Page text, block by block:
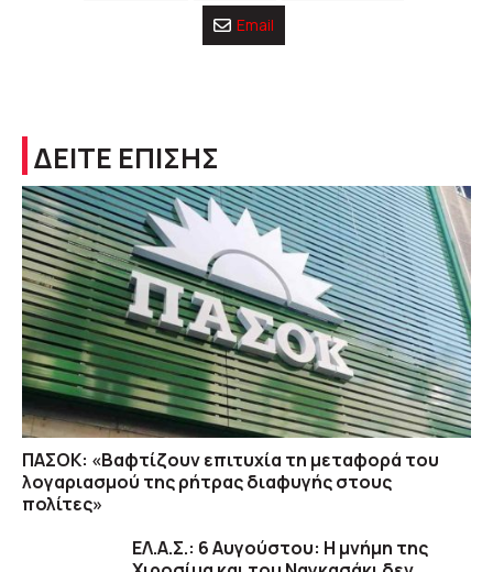
Email
ΔΕΙΤΕ ΕΠΙΣΗΣ
ΠΑΣΟΚ: «Βαφτίζουν επιτυχία τη μεταφορά του
λογαριασμού της ρήτρας διαφυγής στους
πολίτες»
ΕΛ.Α.Σ.: 6 Αυγούστου: Η μνήμη της